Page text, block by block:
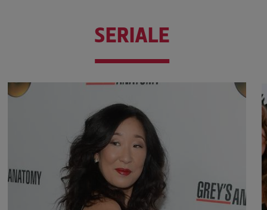
SERIALE